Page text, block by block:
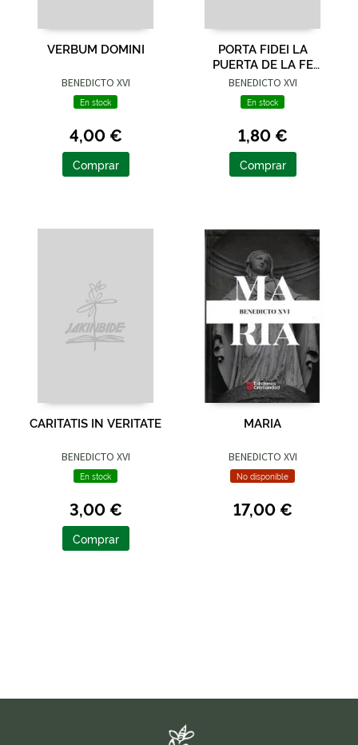
VERBUM DOMINI
BENEDICTO XVI
En stock
4,00 €
Comprar
PORTA FIDEI LA
PUERTA DE LA FE
CARTA APOSTOLICA
BENEDICTO XVI
En stock
1,80 €
Comprar
CARITATIS IN VERITATE
BENEDICTO XVI
En stock
3,00 €
Comprar
MARIA
BENEDICTO XVI
No disponible
17,00 €